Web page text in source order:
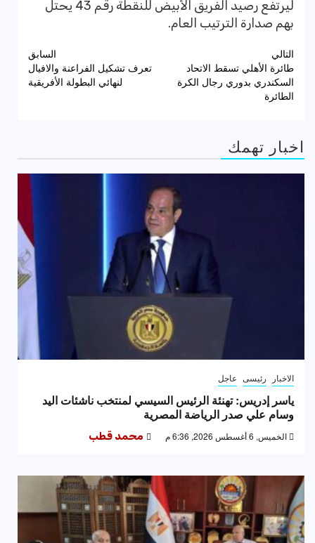
ليرتفع رصيد الفريق الأبيض للنقطة رقم 43 يحتل
بهم صدارة الترتيب العام.
تصفّح
المقالات
السابق
تعرف تشكيل الفراعنة والافيال
لنهائي البطولة الأفريقية
التالي
طائرة الأهلي تسقط الاتحاد
السكندري بدوري رجال الكرة
الطائرة
اخبار تهمك
الاخبار رئيسى عاجل
ياسر إدريس: تهنئة الرئيس السيسي لمنتخب ناشئات اليد
وسام علي صدر الرياضة المصرية
الخميس, 6 أغسطس 2026, 6:36 م محمد قطب